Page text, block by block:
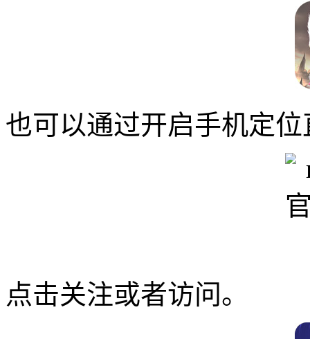
也可以通过开启手机定
点击关注或者访问。